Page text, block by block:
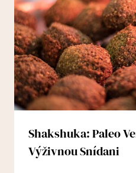
Shakshuka: Paleo
Výživnou Snídani